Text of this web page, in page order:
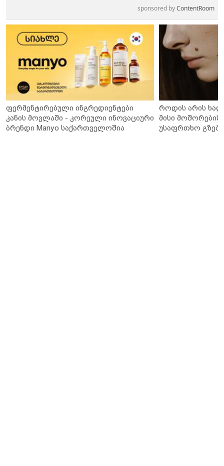
sponsored byContentRoom
ფერმენტირებული ინგრედიენტები
კანის მოვლაში - კორეული ინოვაციური
ბრენდი Manyo საქართველოშია
როდის არის
მისი მოშორების
უსაფრთხო გზები